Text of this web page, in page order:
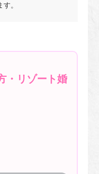
。
・リゾート婚